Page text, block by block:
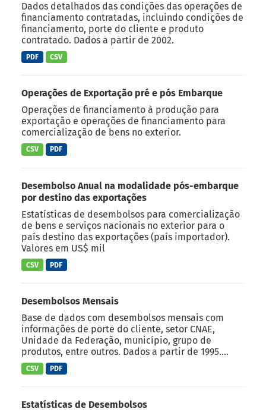
Dados detalhados das condições das operações de
financiamento contratadas, incluindo condições de
financiamento, porte do cliente e produto
contratado. Dados a partir de 2002.
PDF CSV
Operações de Exportação pré e pós Embarque
Operações de financiamento à produção para
exportação e operações de financiamento para
comercialização de bens no exterior.
CSV PDF
Desembolso Anual na modalidade pós-embarque
por destino das exportações
Estatísticas de desembolsos para comercialização
de bens e serviços nacionais no exterior para o
país destino das exportações (país importador).
Valores em US$ mil
CSV PDF
Desembolsos Mensais
Base de dados com desembolsos mensais com
informações de porte do cliente, setor CNAE,
Unidade da Federação, município, grupo de
produtos, entre outros. Dados a partir de 1995....
CSV PDF
Estatísticas de Desembolsos